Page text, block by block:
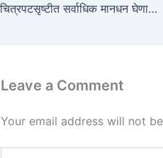
मराठी चित्रपटसृष्टीत सर्वाधिक मानधन घेणारे कलाकार.
Leave a Comment
Your email address will not